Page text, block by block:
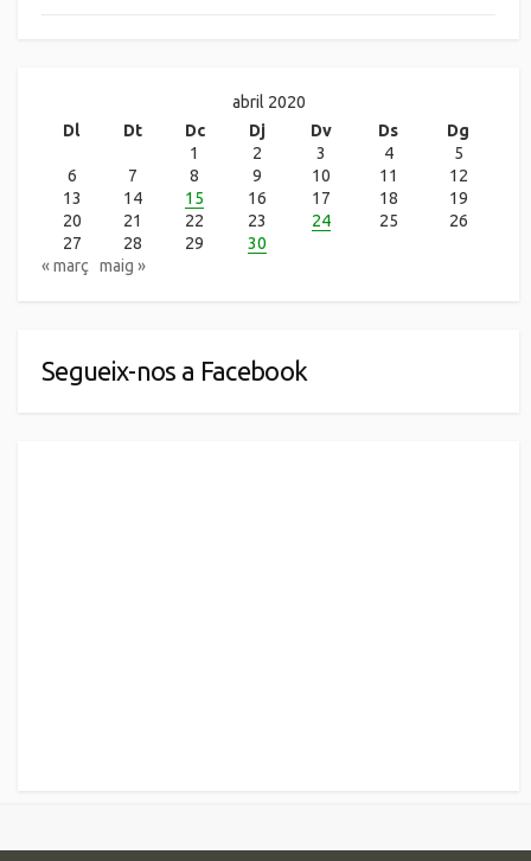
abril 2020
Dl
Dt Dc Dj Dv Ds
Dg
1
2 3 4
5
6
7 8 9 10 11
12
13
14 15 16 17 18
19
20
21 22 23 24 25
26
27
28 29
30
« març maig »
Segueix-nos a Facebook